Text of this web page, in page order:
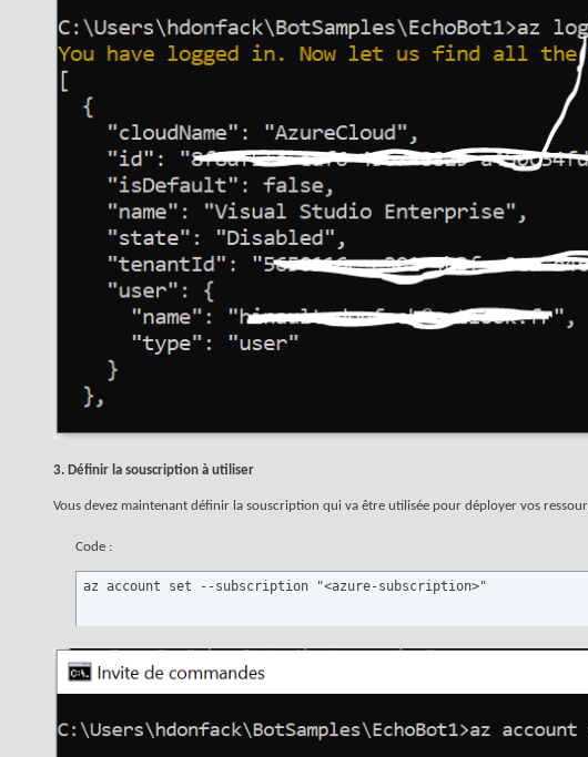
3. Définir la souscription à utiliser
Vous devez maintenant définir la souscription qui va être utilisée pour déployer vos
Code :
az account set --subscription "<azure-subscription>"